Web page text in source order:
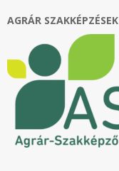
AGRÁR SZAKKÉPZÉSEK